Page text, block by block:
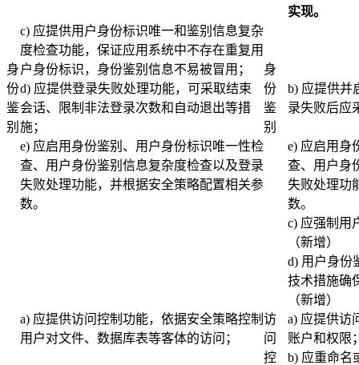
身
份
鉴
别
身
份
鉴
别
实现。
c) 应提供用户身份标识唯一和鉴别信息复杂
度检查功能，保证应用系统中不存在重复用
户身份标识，身份鉴别信息不易被冒用；
d) 应提供登录失败处理功能，可采取结束
会话、限制非法登录次数和自动退出等措
施；
b) 应提供并
录失败后应
e) 应启用身份鉴别、用户身份标识唯一性检
查、用户身份鉴别信息复杂度检查以及登录
失败处理功能，并根据安全策略配置相关参
数。
e) 应启用身
查、用户身
失败处理功
数。
c) 应强制用
（新增）
d) 用户身份
技术措施确
（新增）
a) 应提供访问控制功能，依据安全策略控制
用户对文件、数据库表等客体的访问；
访
问
控
a) 应提供访
账户和权限
b) 应重命名